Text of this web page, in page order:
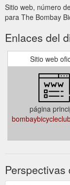
Sitio web, número
para The Bombay
Enlaces del
Sitio web
página